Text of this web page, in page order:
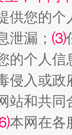
"炒
供您的个
泄漏； ⑶
的个人
侵入或
站和共
本网在各